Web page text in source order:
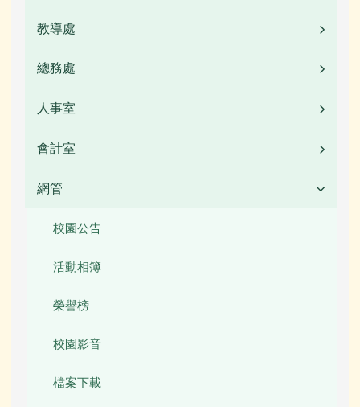
教導處
榮譽榜
校園影音
檔案下載
行事曆
本土語言專區
總務處
活動相簿
榮譽榜
校園影音
公開資訊
檔案下載
人事室
常用連結
檔案下載
行事曆
會計室
校園公告
常用連結
檔案下載
行事曆
網管
校園公告
活動相簿
榮譽榜
校園影音
檔案下載